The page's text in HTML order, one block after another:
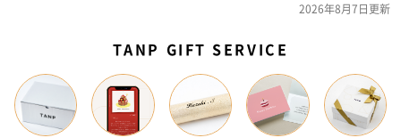
2026年8月7日更新
TANP GIFT SERVICE